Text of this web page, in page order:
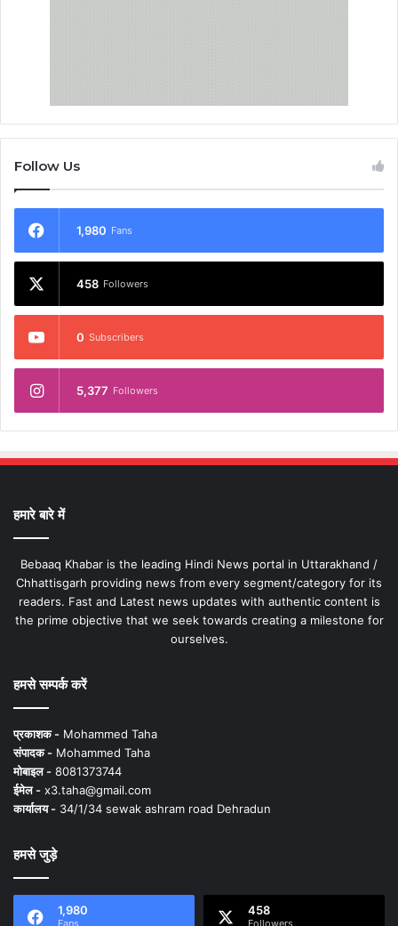
Follow Us
1,980 Fans
458 Followers
0 Subscribers
5,377 Followers
हमारे बारे में
Bebaaq Khabar is the leading Hindi News portal in Uttarakhand /
Chhattisgarh providing news from every segment/category for its
readers. Fast and Latest news updates with authentic content is
the prime objective that we seek towards creating a milestone for
ourselves.
हमसे सम्पर्क करें
प्रकाशक - Mohammed Taha
संपादक - Mohammed Taha
मोबाइल - 8081373744
ईमेल - x3.taha@gmail.com
कार्यालय - 34/1/34 sewak ashram road Dehradun
हमसे जुड़े
1,980 458